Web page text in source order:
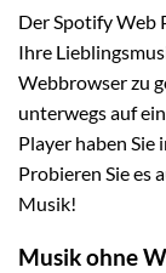
Der Spotify Web
Ihre
Webbrowser zu
unterwegs auf
Player haben Sie
Probieren Sie es
Musik!
Musik ohne